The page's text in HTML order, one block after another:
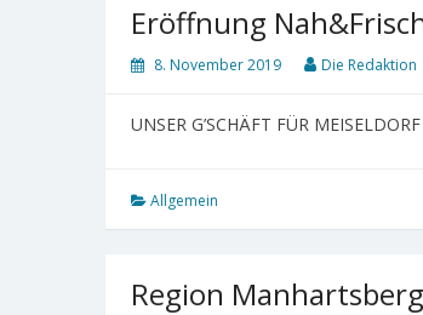
Eröffnung
8. November 2019 Die Redaktion
UNSER G’SCHÄFT FÜR
Allgemein
Region Manhartsberg